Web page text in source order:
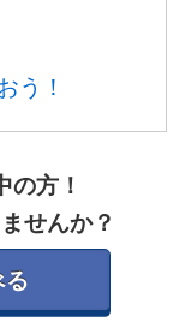
う！
の方！
せんか？